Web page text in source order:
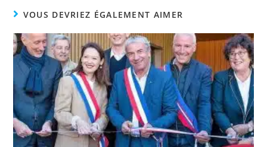
VOUS DEVRIEZ ÉGALEMENT AIMER